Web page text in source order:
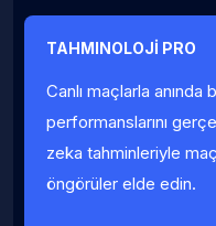
Fauller Ortalama
TAHMINOLOJİ PRO
Canlı maçlarla anında
performanslarını
zeka tahminleriyle
öngörüler elde edin.